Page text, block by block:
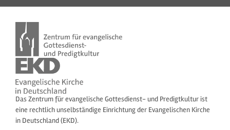
Das Zentrum für evangelische Gottesdienst- und Predigtkultur ist
eine rechtlich unselbständige Einrichtung der Evangelischen Kirche
in Deutschland (EKD).